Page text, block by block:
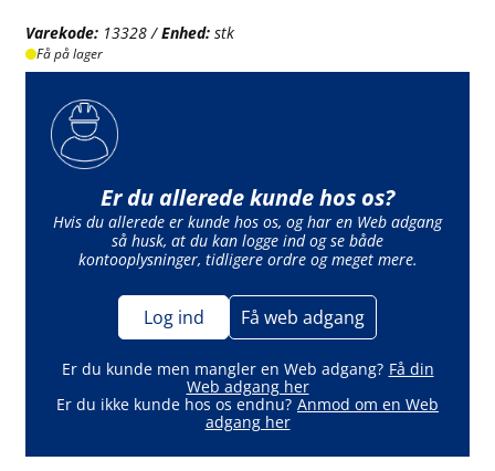
Varekode: 13328 /Enhed: stk
Få på lager
Er du allerede kunde hos os?
Hvis du allerede er kunde hos os, og har en Web adgang
så husk, at du kan logge ind og se både
kontooplysninger, tidligere ordre og meget mere.
Log ind Få web adgang
Er du kunde men mangler en Web adgang? Få din
Web adgang her
Er du ikke kunde hos os endnu? Anmod om en Web
adgang her